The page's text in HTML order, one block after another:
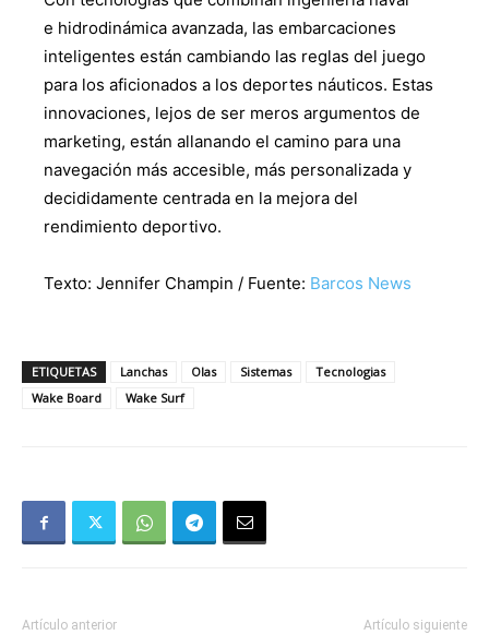
e hidrodinámica avanzada, las embarcaciones
inteligentes están cambiando las reglas del juego
para los aficionados a los deportes náuticos. Estas
innovaciones, lejos de ser meros argumentos de
marketing, están allanando el camino para una
navegación más accesible, más personalizada y
decididamente centrada en la mejora del
rendimiento deportivo.
Texto: Jennifer Champin / Fuente: Barcos News
ETIQUETAS Lanchas Olas Sistemas
Tecnologias
Wake Board
Wake Surf
Artículo anterior Artículo siguiente